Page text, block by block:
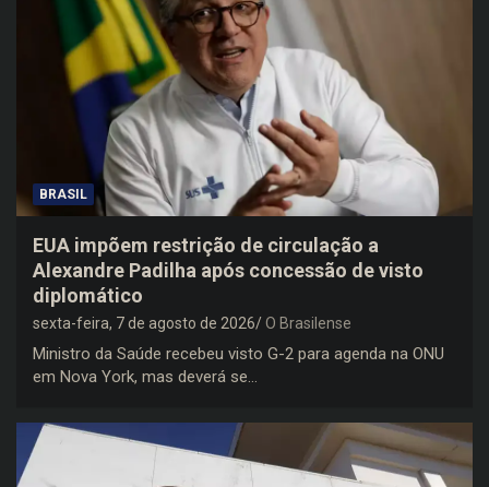
BRASIL
EUA impõem restrição de circulação a
Alexandre Padilha após concessão de visto
diplomático
sexta-feira, 7 de agosto de 2026 O Brasilense
Ministro da Saúde recebeu visto G-2 para agenda na ONU
em Nova York, mas deverá se…